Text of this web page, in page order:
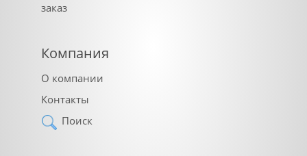
заказ
Компания
О компании
Контакты
Поиск